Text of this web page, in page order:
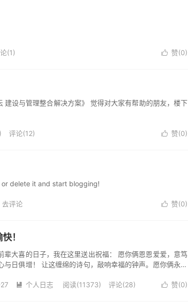
 赞(0)
(1)
设与管理整合解决方案》 觉得对大家有帮助的朋友，楼下
 赞(0)
评论(12)
delete it and start blogging!
 赞(0)
去评论
！
辈大喜的日子，我在这里送出祝福： 愿你俩恩恩爱爱，意笃
与日俱增！ 让这缠绵的诗句，敲响幸福的钟声。愿你俩永浴
 赞(0)
 个人日志 阅读(11373) 评论(28)